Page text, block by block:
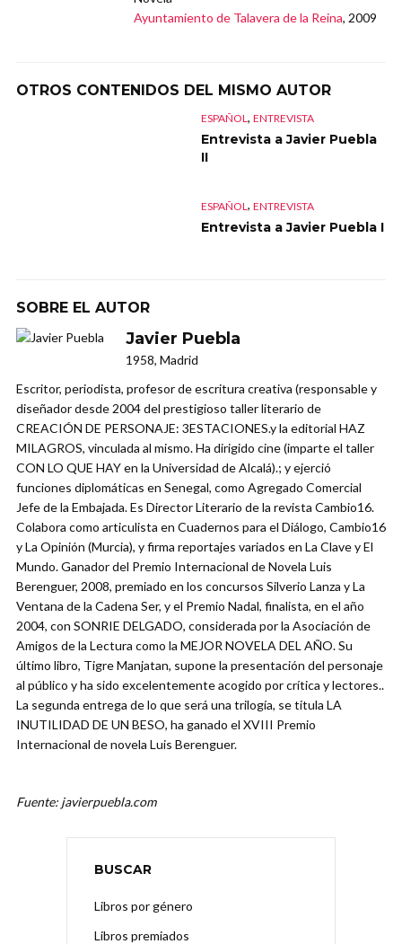
Ayuntamiento de Talavera de la Reina, 2009
OTROS CONTENIDOS DEL MISMO AUTOR
ESPAÑOL, ENTREVISTA
Entrevista a Javier Puebla
II
ESPAÑOL , ENTREVISTA
Entrevista a Javier Puebla I
SOBRE EL AUTOR
Javier Puebla
1958, Madrid
Escritor, periodista, profesor de escritura creativa (responsable y
diseñador desde 2004 del prestigioso taller literario de
CREACIÓN DE PERSONAJE: 3ESTACIONES.y la editorial HAZ
MILAGROS, vinculada al mismo. Ha dirigido cine (imparte el taller
CON LO QUE HAY en la Universidad de Alcalá).; y ejerció
funciones diplomáticas en Senegal, como Agregado Comercial
Jefe de la Embajada. Es Director Literario de la revista Cambio16.
Colabora como articulista en Cuadernos para el Diálogo, Cambio16
y La Opinión (Murcia), y firma reportajes variados en La Clave y El
Mundo. Ganador del Premio Internacional de Novela Luis
Berenguer, 2008, premiado en los concursos Silverio Lanza y La
Ventana de la Cadena Ser, y el Premio Nadal, finalista, en el año
2004, con SONRIE DELGADO, considerada por la Asociación de
Amigos de la Lectura como la MEJOR NOVELA DEL AÑO. Su
último libro, Tigre Manjatan, supone la presentación del personaje
al público y ha sido excelentemente acogido por crítica y lectores..
La segunda entrega de lo que será una trilogía, se titula LA
INUTILIDAD DE UN BESO, ha ganado el XVIII Premio
Internacional de novela Luis Berenguer.
Fuente: javierpuebla.com
BUSCAR
Libros por género
Libros premiados